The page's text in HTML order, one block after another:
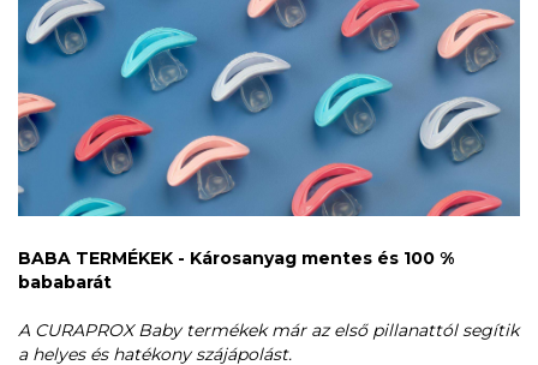
BABA TERMÉKEK - Károsanyag mentes és 100 %
bababarát
A CURAPROX Baby termékek már az első pillanattól segítik
a helyes és hatékony szájápolást.